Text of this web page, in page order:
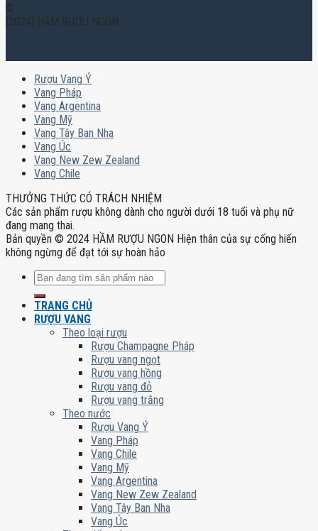
©
[2024] HẦM RƯỢU NGON
Rượu Vang Ý
Vang Pháp
Vang Argentina
Vang Mỹ
Vang Tây Ban Nha
Vang Úc
Vang New Zew Zealand
Vang Chile
THƯỞNG THỨC CÓ TRÁCH NHIỆM
Các sản phẩm rượu không dành cho người dưới 18 tuổi và phụ nữ
đang mang thai.
Bản quyền © 2024 HẦM RƯỢU NGON Hiện thân của sự cống hiến
không ngừng để đạt tới sự hoàn hảo
Tìm
kiếm:
TRANG CHỦ
RƯỢU VANG
Theo loại rượu
Rượu Champagne Pháp
Rượu vang ngọt
Rượu vang hồng
Rượu vang đỏ
Rượu vang trắng
Theo nước
Rượu Vang Ý
Vang Pháp
Vang Chile
Vang Mỹ
Vang Argentina
Vang New Zew Zealand
Vang Tây Ban Nha
Vang Úc